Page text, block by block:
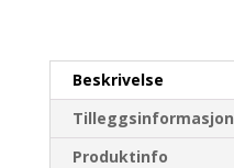
Beskrivelse
Tilleggsinformasjon
Produktinfo